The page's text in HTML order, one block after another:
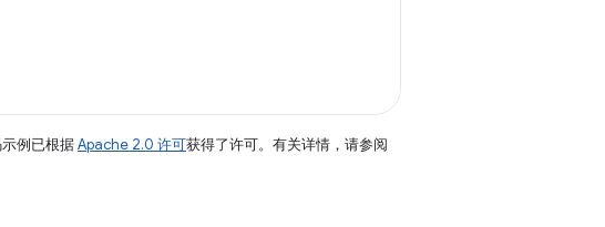
例已根据Apache 2.0 许可获得了许可。有关详情，请参阅